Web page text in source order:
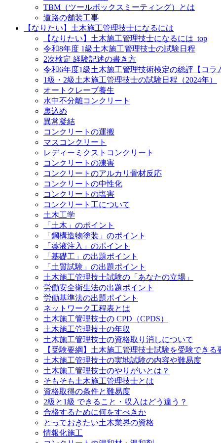
TBM（ツールボックスミーティング）とは
道路の舗装工事
【なりたい】土木施工管理技士になるには
【なりたい】土木施工管理技士になるには_top
令和8年度 1級土木施工管理技士の試験日程
2次検定 経験記述の書き方
令和6年度1級土木施工管理技術検定の総評【コラ
1級・2級土木施工管理技士の試験日程（2024年）
オートクレーブ養生
水中不分離コンクリート
裏込め
異常凝結
コンクリートの運搬
マスコンクリート
レディーミクストコンクリート
コンクリートの凍害
コンクリートのアルカリ骨材反応
コンクリートの中性化
コンクリートの塩害
コンクリート工について
土木工学
「土木」のポイント
「鋼構造物塗装」のポイント
「薬液注入」のポイント
「基礎工」の出題ポイント
「土質試験」の出題ポイント
土木施工管理技士試験の「あなたの立場」
労働安全衛生法の出題ポイント
労働基準法の出題ポイント
ネットワーク工程表とは
土木施工管理技士の CPD（CPDS）
土木施工管理技士の年収
土木施工管理技士の資格取り消しについて
【受験要綱】土木施工管理技士試験を受験できる
土木施工管理技士の実地試験の内容や難易度
土木施工管理技士のやりがいとは？
そもそも土木施工管理技士とは
資格取得の条件と難易度
2級と1級 できること・収入はどう違う？
合格するために何をすべきか
とっておきたい土木業界の資格
情報化施工